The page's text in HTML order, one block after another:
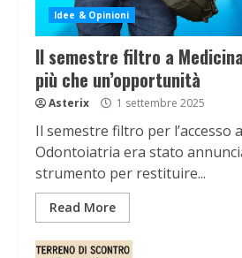
Idee & Opinioni
Il semestre filtro a
più che un’opportunità
Asterix 1 settembre 2025
Il semestre filtro per l’accesso
Odontoiatria era stato
strumento per restituire...
Read More